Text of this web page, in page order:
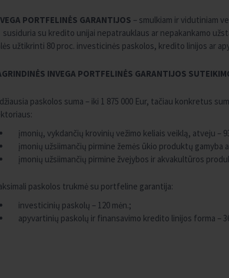
PORTFELINĖS GARANTIJOS – smulkiam ir vidutiniam
susiduria su kredito unijai nepatrauklaus ar nepakankamo
užtikrinti 80 proc. investicinės paskolos, kredito linijos ar
INVEGA PORTFELINĖS GARANTIJOS
paskolos suma – iki 1 875 000 Eur, tačiau konkretus
įmonių, vykdančių krovinių vežimo keliais veiklą, atveju –
įmonių užsiimančių pirmine žemės ūkio produktų gamyba
įmonių užsiimančių pirmine žvejybos ir akvakultūros
paskolos trukmė su portfeline garantija:
investicinių paskolų – 120 mėn.;
apyvartinių paskolų ir finansavimo kredito linijos forma –